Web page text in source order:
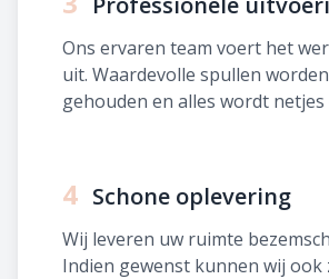
Ons ervaren team voert het
uit. Waardevolle spullen
gehouden en alles wordt
4 Schone oplevering
Wij leveren uw ruimte
Indien gewenst kunnen wij